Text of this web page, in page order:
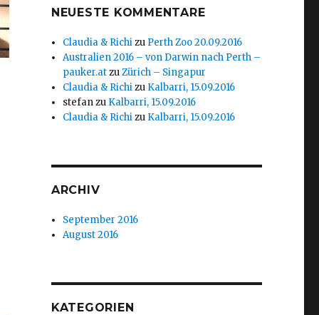
NEUESTE KOMMENTARE
Claudia & Richizu Perth Zoo 20.09.2016
Australien 2016 – von Darwin nach Perth –
pauker.atzuZürich – Singapur
Claudia & Richizu Kalbarri, 15.09.2016
stefanzu Kalbarri, 15.09.2016
Claudia & Richizu Kalbarri, 15.09.2016
ARCHIV
September 2016
August 2016
KATEGORIEN